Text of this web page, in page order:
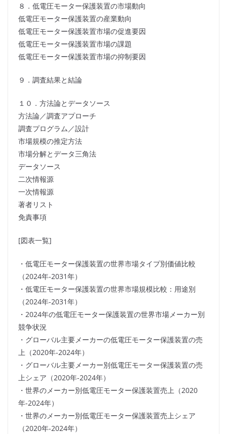
８．低電圧モーター保護装置の市場動向
低電圧モーター保護装置の産業動向
低電圧モーター保護装置市場の促進要因
低電圧モーター保護装置市場の課題
低電圧モーター保護装置市場の抑制要因
９．調査結果と結論
１０．方法論とデータソース
方法論／調査アプローチ
調査プログラム／設計
市場規模の推定方法
市場分解とデータ三角法
データソース
二次情報源
一次情報源
著者リスト
免責事項
[図表一覧]
・低電圧モーター保護装置の世界市場タイプ別価値比較
（2024年-2031年）
・低電圧モーター保護装置の世界市場規模比較：用途別
（2024年-2031年）
・2024年の低電圧モーター保護装置の世界市場メーカー別
競争状況
・グローバル主要メーカーの低電圧モーター保護装置の売
上（2020年-2024年）
・グローバル主要メーカー別低電圧モーター保護装置の売
上シェア（2020年-2024年）
・世界のメーカー別低電圧モーター保護装置売上（2020
年-2024年）
・世界のメーカー別低電圧モーター保護装置売上シェア
（2020年-2024年）